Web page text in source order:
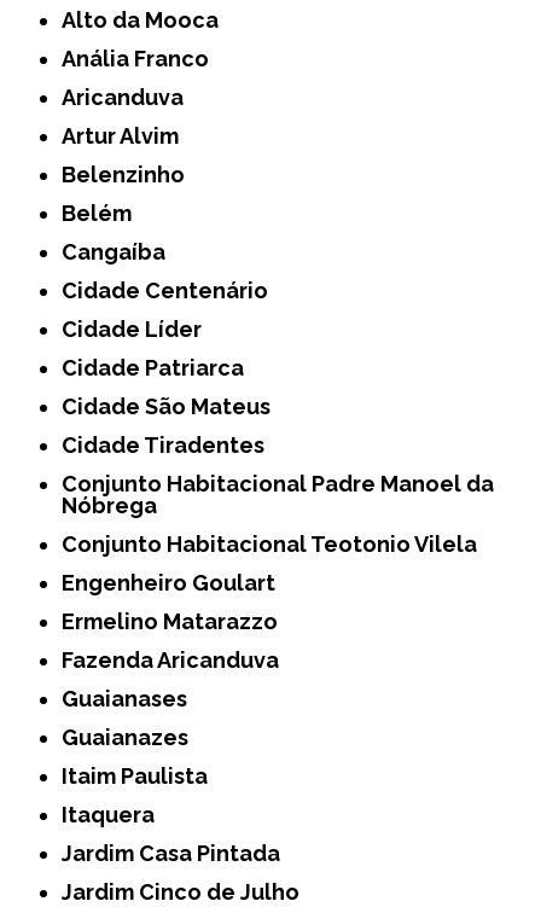
Alto da Mooca
Anália Franco
Aricanduva
Artur Alvim
Belenzinho
Belém
Cangaíba
Cidade Centenário
Cidade Líder
Cidade Patriarca
Cidade São Mateus
Cidade Tiradentes
Conjunto Habitacional Padre Manoel da
Nóbrega
Conjunto Habitacional Teotonio Vilela
Engenheiro Goulart
Ermelino Matarazzo
Fazenda Aricanduva
Guaianases
Guaianazes
Itaim Paulista
Itaquera
Jardim Casa Pintada
Jardim Cinco de Julho